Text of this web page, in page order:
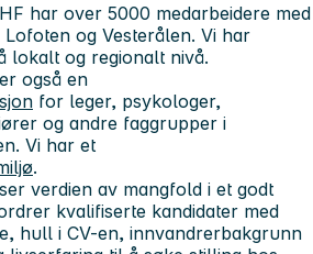
har over 5000 medarbeidere med
og Vesterålen. Vi har
lokalt og regionalt nivå.
også en
for leger, psykologer,
og andre faggrupper i
Vi har et
.
verdien av mangfold i et godt
kvalifiserte kandidater med
hull i CV-en, innvandrerbakgrunn